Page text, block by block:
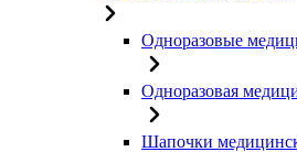
Одноразовые
Одноразовая
Шапочки